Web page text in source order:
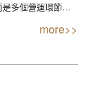
多個營運環節同
發，帶你拆解餐
more>>